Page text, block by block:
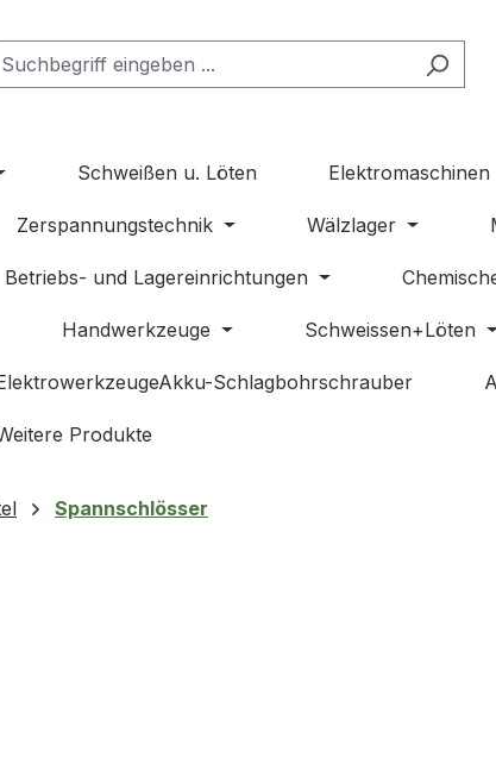
Schweißen u. Löten Elektromaschinen
Zerspannungstechnik Wälzlager
Betriebs- und Lagereinrichtungen
Handwerkzeuge Schweissen+Löten
Schlagbohrschrauber
Produkte
Spannschlösser